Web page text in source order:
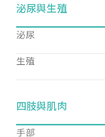
泌尿與生殖
泌尿
生殖
四肢與肌肉
手部
您已成功
您好，您的會員申請